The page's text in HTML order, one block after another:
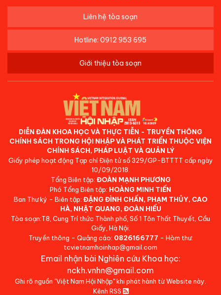
Liên hệ tòa soạn
Hotline: 0912 953 695
Giới thiệu tòa soạn
DIỄN ĐÀN KHOA HỌC VÀ THỰC TIỄN - TRUYỀN THÔNG
CHÍNH SÁCH TRONG HỘI NHẬP VÀ PHÁT TRIỂN THUỘC VIỆN
CHÍNH SÁCH, PHÁP LUẬT VÀ QUẢN LÝ
Giấy phép hoạt động Tạp chí Điện tử số 329/GP-BTTTT cấp ngày
10/09/2018.
Tổng Biên tập: ĐOÀN MẠNH PHƯƠNG
Phó Tổng Biên tập: HOÀNG MINH TIẾN
Ban Thư ký - Biên tập: ĐẶNG ĐÌNH CHẤN, PHẠM THỦY, CAO
HÀ, NHẬT QUANG, ĐOÀN HIẾU
Tòa soạn:T8, Cung Trí thức Thành phố, Số 1 Tôn Thất Thuyết, Cầu
Giấy, Hà Nội.
Truyền thông - Quảng cáo: 0826166777 - Hòm thư:
tcvietnamhoinhap@gmail.com
Email nhận bài Nghiên cứu Khoa học:
nckh.vnhn@gmail.com
Ghi rõ nguồn "Việt Nam Hội Nhập" khi phát hành từ Website này.
Kênh RSS